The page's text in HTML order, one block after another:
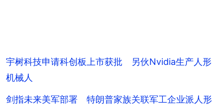
宇树科技申请科创板上市获批 另伙Nvidia生产人形
机械人
剑指未来美军部署 特朗普家族关联军工企业派人形